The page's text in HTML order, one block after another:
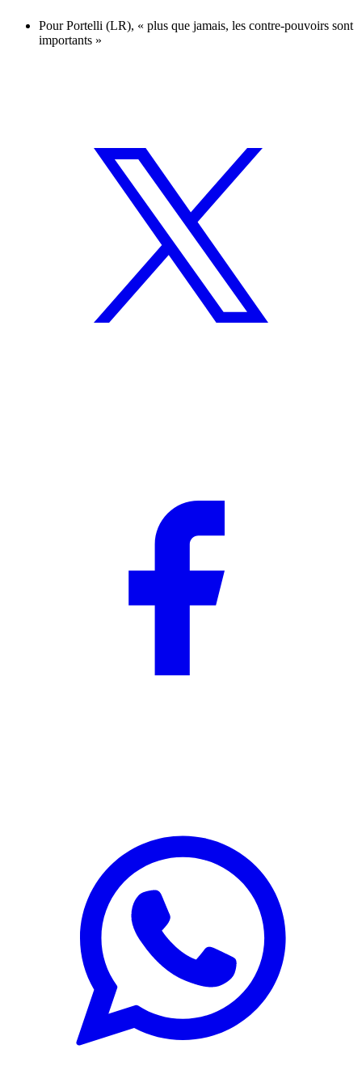
Pour Portelli (LR), « plus que jamais, les contre-pouvoirs sont
importants »